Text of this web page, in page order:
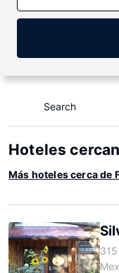
Search
Hoteles
Más hoteles cerca de